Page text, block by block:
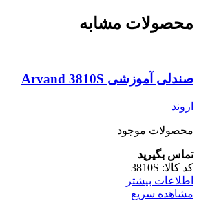
محصولات مشابه
صندلی آموزشی Arvand 3810S
اروند
محصولات موجود
تماس بگیرید
کد کالا: 3810S
اطلاعات بیشتر
مشاهده سریع